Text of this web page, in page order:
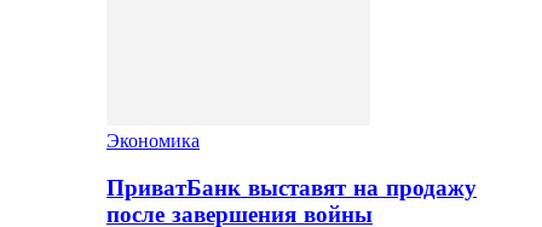
Экономика
ПриватБанк выставят на продажу
после завершения войны